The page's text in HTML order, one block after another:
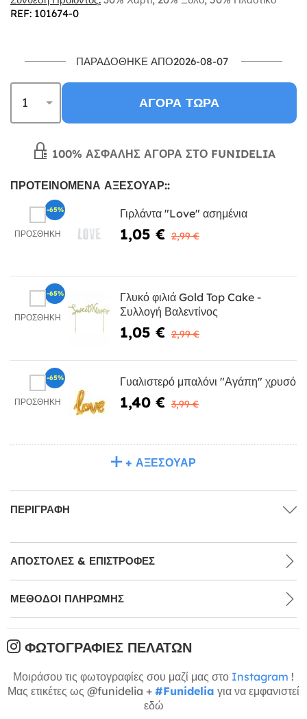
REF: 101674-0
ΠΑΡΑΔΌΘΗΚΕ ΑΠΌ2026-08-07
ΑΓΟΡΆ ΤΏΡΑ
100% ΑΣΦΑΛΉΣ ΑΓΟΡΆ ΣΤΟ FUNIDELIA
ΠΡΟΤΕΙΝΌΜΕΝΑ ΑΞΕΣΟΥΆΡ::
ΠΡΟΣΘΉΚΗ
Γιρλάντα "Love" ασημένια
1,05 € 2,99 €
-65%
ΠΡΟΣΘΉΚΗ
Γλυκό φιλιά Gold Top Cake -
Συλλογή Βαλεντίνος
1,05 € 2,99 €
-65%
ΠΡΟΣΘΉΚΗ
Γυαλιστερό μπαλόνι "Αγάπη" χρυσό
1,40 € 3,99 €
-65%
+ ΑΞΕΣΟΥΆΡ
ΠΕΡΙΓΡΑΦΉ
ΑΠΟΣΤΟΛΈΣ & ΕΠΙΣΤΡΟΦΈΣ
ΜΕΘΌΔΟΙ ΠΛΗΡΩΜΉΣ
ΦΩΤΟΓΡΑΦΊΕΣ ΠΕΛΑΤΏΝ
Μοιράσου τις φωτογραφίες σου μαζί μας στο Instagram !
Μας ετικέτες ως @funidelia + #Funidelia για να εμφανιστεί
εδώ